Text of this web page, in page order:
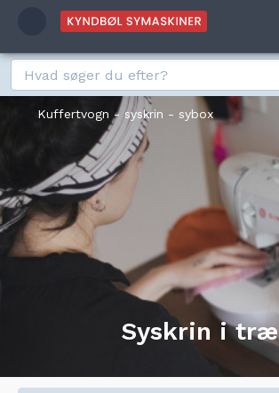
Kuffertvogn - syskrin - sybox
Syskrin i træ